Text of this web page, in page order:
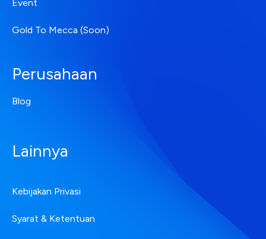
Event
Gold To Mecca (Soon)
Perusahaan
Blog
Lainnya
Kebijakan Privasi
Syarat & Ketentuan